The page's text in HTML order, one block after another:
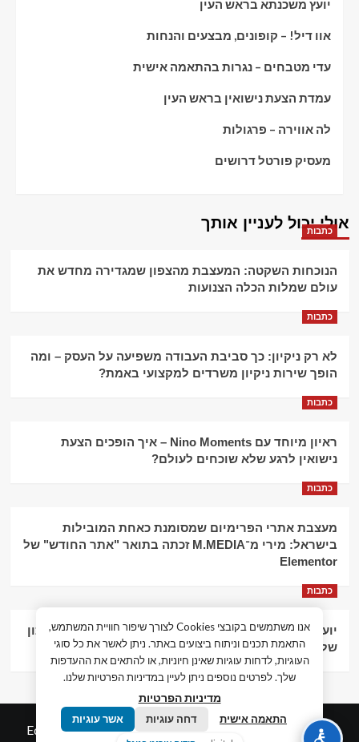
יועץ משכנתא בראש העין
אוו דיל! – קופונים, מבצעים והנחות
עדי מטבחים – נגרות בהתאמה אישית
עמדת הצעת נישואין בראש העין
לה אווירה – פרגולות
מעסיק פורטל דרושים
אולי יכול לעניין אותך
כתבות
הנוכחות השקטה: המעצבת מהצפון שמגדירה מחדש את
עולם שמלות הכלה הצנועות
כתבות
לא רק ניקיון: כך סביבת העבודה משפיעה על העסק – ומה
הופך שירות ניקיון משרדים למקצועי באמת?
כתבות
ראיון מיוחד עם Nino Moments – איך הופכים הצעת
נישואין לרגע שלא שוכחים לעולם?
כתבות
מעצבת אתרי הפרימיום שמסומנת כאחת המובילות
בישראל: מירי מ־M.MEDIA זכתה בתואר "אתר החודש" של
Elementor
כתבות
יועץ עסקי וליווי פיננסי – הדרך לצמיחה כלכלית וניהול נכון
של העסק
© כל הזכויות שמורות חדשות המאה ה-21 |
Edigital.co.ilby
אנו משתמשים בקובצי Cookies לצורך שיפור חוויית המשתמש,
התאמת תכנים וניתוח ביצועים באתר. ניתן לאשר את כל סוגי
העוגיות, לדחות עוגיות שאינן חיוניות, או להתאים את ההעדפות
שלך. לפרטים נוספים ניתן לעיין במדיניות הפרטיות שלנו.
מדיניות הפרטיות
התאמה אישית דחה עוגיות אשר עוגיות